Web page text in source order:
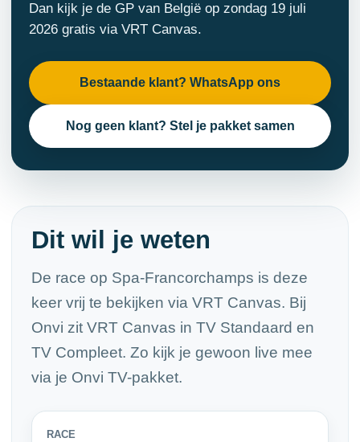
Dan kijk je de GP van België op zondag 19 juli
2026 gratis via VRT Canvas.
Bestaande klant? WhatsApp ons
Nog geen klant? Stel je pakket samen
Dit wil je weten
De race op Spa-Francorchamps is deze
keer vrij te bekijken via VRT Canvas. Bij
Onvi zit VRT Canvas in TV Standaard en
TV Compleet. Zo kijk je gewoon live mee
via je Onvi TV-pakket.
RACE